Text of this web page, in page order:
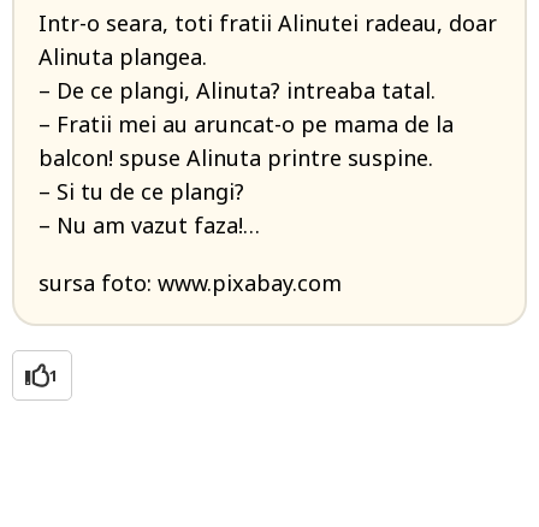
Intr-o seara, toti fratii Alinutei radeau, doar
Alinuta plangea.
– De ce plangi, Alinuta? intreaba tatal.
– Fratii mei au aruncat-o pe mama de la
balcon! spuse Alinuta printre suspine.
– Si tu de ce plangi?
– Nu am vazut faza!…
sursa foto: www.pixabay.com
1